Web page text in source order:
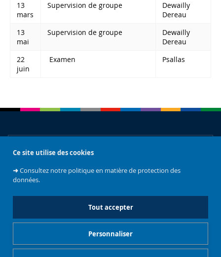
Ce site utilise des cookies
➜Consultez notre politique en matière de protection des
données.
Tout accepter
Personnaliser
13
mars
Supervision de groupe
Dewailly
Dereau
13
mai
Supervision de groupe
Dewailly
Dereau
22
juin
Examen Psallas
Accès rapides
Réseaux sociaux